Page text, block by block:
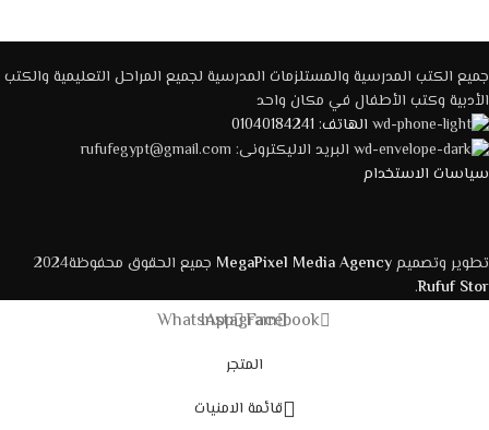
جميع الكتب المدرسية والمستلزمات المدرسية لجميع المراحل التعليمية والكتب
الأدبية وكتب الأطفال في مكان واحد
الهاتف: 01040184241
البريد الاليكترونى: rufufegypt@gmail.com
سياسات الاستخدام
تطوير وتصميمMegaPixel Media Agency جميع الحقوق محفوظة2024
Rufuf Stor
.
Facebook
Instagram
WhatsApp
المتجر
قائمة الامنيات